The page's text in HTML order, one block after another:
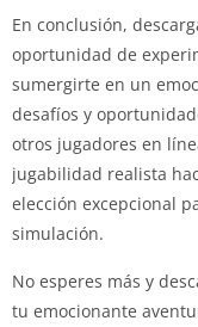
En conclusión,
oportunidad de
sumergirte en un
desafíos y
otros jugadores en
jugabilidad realista
elección excepcional
simulación.
No esperes más y
tu emocionante